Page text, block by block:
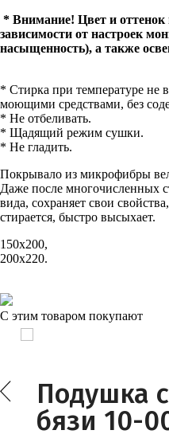
* Внимание! Цвет и оттенок
зависимости от настроек
насыщенность), а также
* Стирка при температуре не
моющими средствами, без
* Не отбеливать.
* Щадящий режим сушки.
* Не гладить.
Покрывало из микрофибры
Даже после многочисленных
вида, сохраняет свои
стирается, быстро высыхает.
150х200,
200х220.
С этим товаром покупают
Подушка
бязи 10-